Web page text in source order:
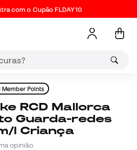
com o Cupão FLDAY10
Member Points
Guarda-redes
l Criança
opinião